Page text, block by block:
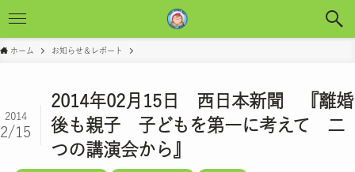
ホーム お知らせ＆レポート
2014年02月15日 西日本新聞 『離婚
後も親子 子どもを第一に考えて 二
つの講演会から』
2014
2/15